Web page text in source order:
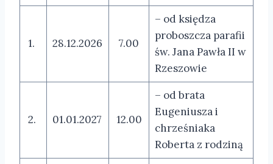
1. 28.12.2026 7.00
– od księdza
proboszcza parafii
św. Jana Pawła II w
Rzeszowie
2. 01.01.2027 12.00
– od brata
Eugeniusza i
chrześniaka
Roberta z rodziną